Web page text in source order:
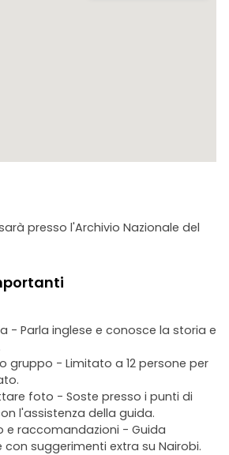
presso l'Archivio Nazionale del
- Parla inglese e conosce la storia e
gruppo - Limitato a 12 persone per
foto - Soste presso i punti di
l'assistenza della guida.
e raccomandazioni - Guida
suggerimenti extra su Nairobi.